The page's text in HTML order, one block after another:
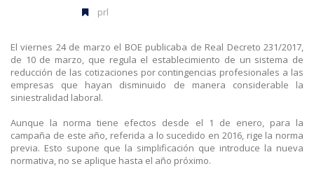
prl
El viernes 24 de marzo el BOE publicaba de Real Decreto 231/2017,
de 10 de marzo, que regula el establecimiento de un sistema de
reducción de las cotizaciones por contingencias profesionales a las
empresas que hayan disminuido de manera considerable la
siniestralidad laboral.
Aunque la norma tiene efectos desde el 1 de enero, para la
campaña de este año, referida a lo sucedido en 2016, rige la norma
previa. Esto supone que la simplificación que introduce la nueva
normativa, no se aplique hasta el año próximo.